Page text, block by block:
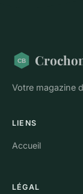
Votre magazine
LIENS
Accueil
LÉGAL